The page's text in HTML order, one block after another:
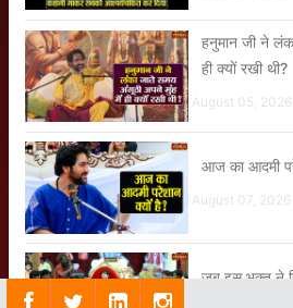
हनुमान जी ने
ही क्यों रखी थी?
August 05, 2026
आज का आदमी
August 07, 2026
जब इस भक्त ने